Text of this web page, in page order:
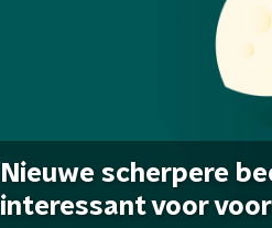
Nieuwe scherpere
interessant voor